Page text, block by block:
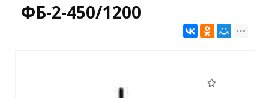
ФБ-2-450/1200